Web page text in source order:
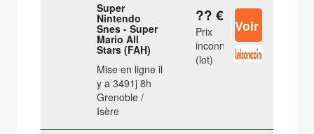
Super
Nintendo
Snes - Super
Mario All
Stars (FAH)
Mise en ligne il
y a 3491j 8h
Grenoble /
Isère
?? €
Prix
inconnu
(lot)